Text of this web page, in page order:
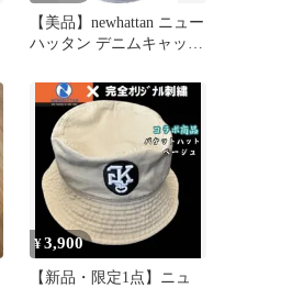
【美品】newhattan ニュー
ハッタン デニムキャップ
¥3,900
【新品・限定1点】ニュ